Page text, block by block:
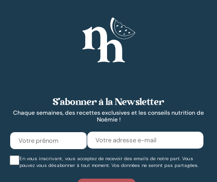
S’abonner à la Newsletter
Chaque semaines, des recettes exclusives et les conseils nutrition de
Noémie !
En vous inscrivant, vous acceptez de recevoir des emails de notre part. Vous
pouvez vous désabonner à tout moment. Vos données ne seront pas partagées.